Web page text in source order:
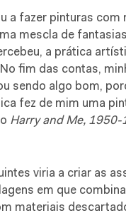
a fazer pinturas com
mescla de
a prática
fim das contas,
sendo algo bom,
fez de mim uma
Harry and Me, 1950-
viria a criar as
em que
materiais